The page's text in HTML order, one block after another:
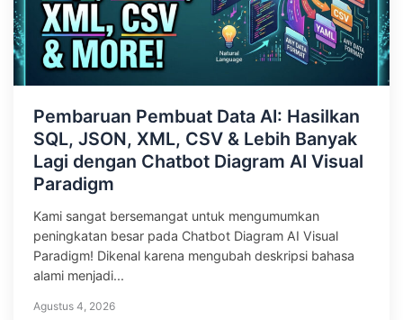
Pembaruan Pembuat Data AI: Hasilkan
SQL, JSON, XML, CSV & Lebih Banyak
Lagi dengan Chatbot Diagram AI Visual
Paradigm
Kami sangat bersemangat untuk mengumumkan
peningkatan besar pada Chatbot Diagram AI Visual
Paradigm! Dikenal karena mengubah deskripsi bahasa
alami menjadi...
Agustus 4, 2026